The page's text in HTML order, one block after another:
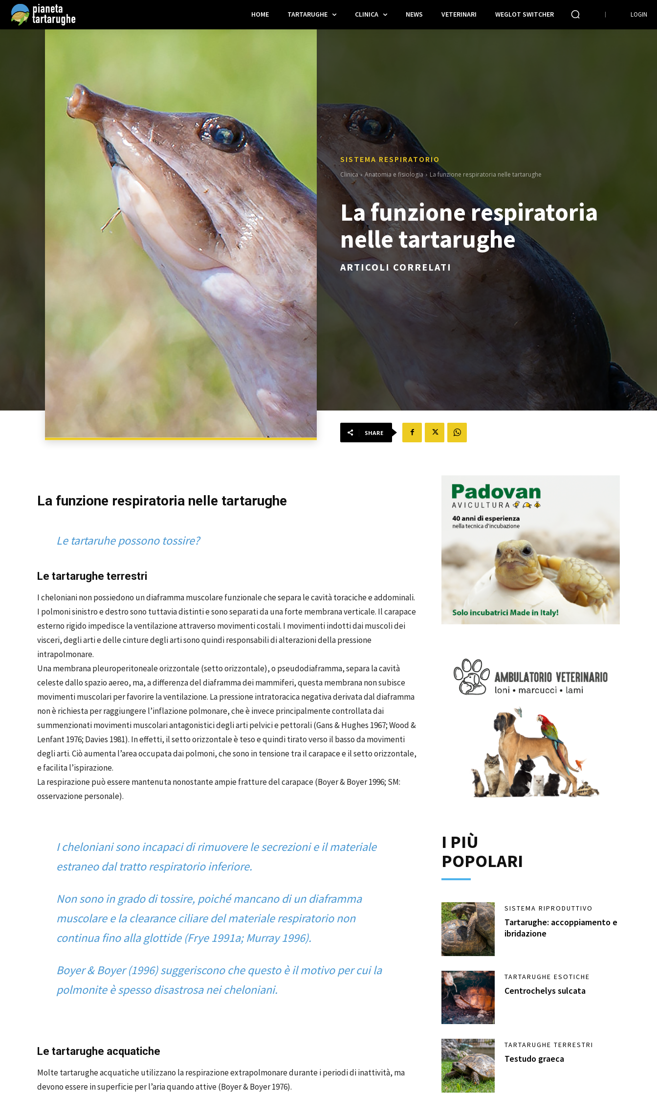
HOME TARTARUGHE CLINICA NEWS VETERINARI WEGLOT SWITCHER LOGIN
SISTEMA RESPIRATORIO
Clinica Anatomia e fisiologia La funzione respiratoria nelle tartarughe
La funzione respiratoria
nelle tartarughe
ARTICOLI CORRELATI
SHARE
La funzione respiratoria nelle tartarughe
Le tartaruhe possono tossire?
Le tartarughe terrestri
I cheloniani non possiedono un diaframma muscolare funzionale che separa le cavità toraciche e addominali.
I polmoni sinistro e destro sono tuttavia distinti e sono separati da una forte membrana verticale. Il carapace
esterno rigido impedisce la ventilazione attraverso movimenti costali. I movimenti indotti dai muscoli dei
visceri, degli arti e delle cinture degli arti sono quindi responsabili di alterazioni della pressione
intrapolmonare.
Una membrana pleuroperitoneale orizzontale (setto orizzontale), o pseudodiaframma, separa la cavità
celeste dallo spazio aereo, ma, a differenza del diaframma dei mammiferi, questa membrana non subisce
movimenti muscolari per favorire la ventilazione. La pressione intratoracica negativa derivata dal diaframma
non è richiesta per raggiungere l’inflazione polmonare, che è invece principalmente controllata dai
summenzionati movimenti muscolari antagonistici degli arti pelvici e pettorali (Gans & Hughes 1967; Wood &
Lenfant 1976; Davies 1981). In effetti, il setto orizzontale è teso e quindi tirato verso il basso da movimenti
degli arti. Ciò aumenta l’area occupata dai polmoni, che sono in tensione tra il carapace e il setto orizzontale,
e facilita l’ispirazione.
La respirazione può essere mantenuta nonostante ampie fratture del carapace (Boyer & Boyer 1996; SM:
osservazione personale).
I cheloniani sono incapacidi rimuovere le secrezioni e il materiale
estraneo dal tratto respiratorio inferiore.
Non sono in grado di tossire, poiché mancano di un diaframma
muscolare e la clearance ciliare del materiale respiratorio non
continua fino alla glottide (Frye 1991a; Murray 1996).
Boyer & Boyer (1996) suggeriscono che questo è il motivo per cui la
polmonite è spesso disastrosa nei cheloniani.
Le tartarughe acquatiche
Molte tartarughe acquatiche utilizzano la respirazione extrapolmonare durante i periodi di inattività, ma
devono essere in superficie per l’aria quando attive (Boyer & Boyer 1976).
I PIÙ
POPOLARI
SISTEMA RIPRODUTTIVO
Tartarughe: accoppiamento e
ibridazione
TARTARUGHE ESOTICHE
Centrochelys sulcata
TARTARUGHE TERRESTRI
Testudo graeca